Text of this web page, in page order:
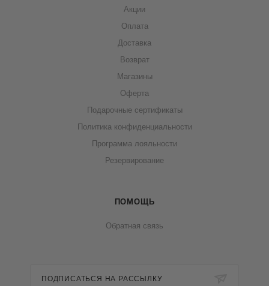
Акции
Оплата
Доставка
Возврат
Магазины
Оферта
Подарочные сертификаты
Политика конфиденциальности
Программа лояльности
Резервирование
ПОМОЩЬ
Обратная связь
ПОДПИСАТЬСЯ НА РАССЫЛКУ